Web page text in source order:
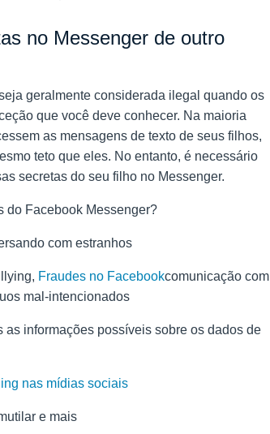
no Messenger de outro
geralmente considerada ilegal quando os
que você deve conhecer. Na maioria
as mensagens de texto de seus filhos,
teto que eles. No entanto, é necessário
secretas do seu filho no Messenger.
do Facebook Messenger?
com estranhos
Fraudes no Facebookcomunicação com
mal-intencionados
informações possíveis sobre os dados de
nas mídias sociais
e mais